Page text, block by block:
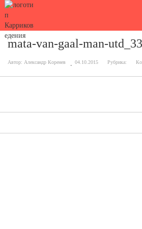
mata-van-gaal-man-
Автор: Александр Коренев 04.10.2015 Рубрика: